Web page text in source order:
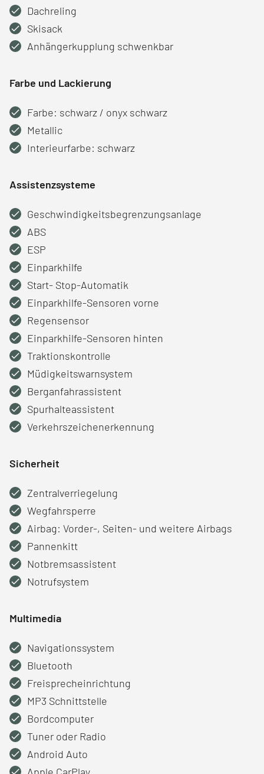
Dachreling
Skisack
Anhängerkupplung schwenkbar
Farbe und Lackierung
Farbe: schwarz / onyx schwarz
Metallic
Interieurfarbe: schwarz
Assistenzsysteme
Geschwindigkeitsbegrenzungsanlage
ABS
ESP
Einparkhilfe
Start- Stop-Automatik
Einparkhilfe-Sensoren vorne
Regensensor
Einparkhilfe-Sensoren hinten
Traktionskontrolle
Müdigkeitswarnsystem
Berganfahrassistent
Spurhalteassistent
Verkehrszeichenerkennung
Sicherheit
Zentralverriegelung
Wegfahrsperre
Airbag: Vorder-, Seiten- und weitere Airbags
Pannenkitt
Notbremsassistent
Notrufsystem
Multimedia
Navigationssystem
Bluetooth
Freisprecheinrichtung
MP3 Schnittstelle
Bordcomputer
Tuner oder Radio
Android Auto